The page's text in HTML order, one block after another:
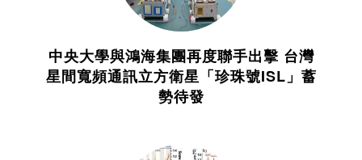
中央大學與鴻海集團再度聯手出擊 台灣
星間寬頻通訊立方衛星「珍珠號ISL」蓄
勢待發